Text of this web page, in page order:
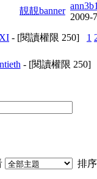
靚靚banner
2009-
- [閱讀權限 250] 1
- [閱讀權限 250]
排